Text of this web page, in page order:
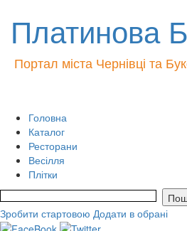
Платинова
Портал міста Чернівці та
Головна
Каталог
Ресторани
Весілля
Плітки
Зробити стартовою Додати в обрані